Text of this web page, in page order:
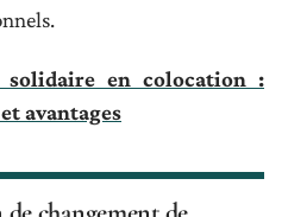
solidaire en colocation :
avantages